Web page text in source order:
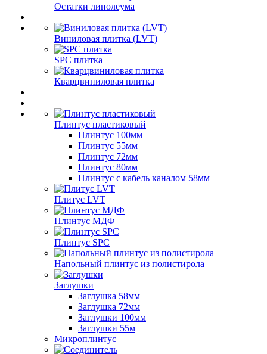
Остатки линолеума
Виниловая плитка (LVT)
SPC плитка
Кварцвиниловая плитка
Плинтус пластиковый
Плинтус 100мм
Плинтус 55мм
Плинтус 72мм
Плинтус 80мм
Плинтус с кабель каналом 58мм
Плитус LVT
Плинтус МДФ
Плинтус SPC
Напольный плинтус из полистирола
Заглушки
Заглушка 58мм
Заглушка 72мм
Заглушки 100мм
Заглушки 55м
Микроплинтус